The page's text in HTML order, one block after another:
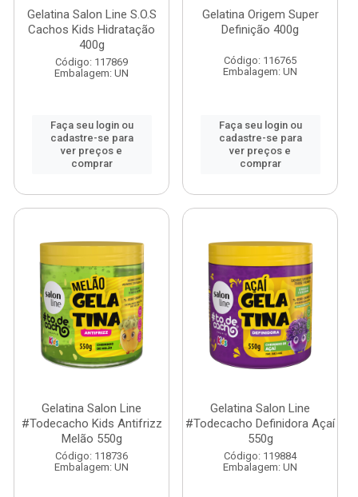
Gelatina Salon Line S.O.S
Cachos Kids Hidratação
400g
Código: 117869
Embalagem: UN
Faça seu login ou
cadastre-se para
ver preços e
comprar
Gelatina Origem Super
Definição 400g
Código: 116765
Embalagem: UN
Faça seu login ou
cadastre-se para
ver preços e
comprar
Gelatina Salon Line
#Todecacho Kids Antifrizz
Melão 550g
Código: 118736
Embalagem: UN
Gelatina Salon Line
#Todecacho Definidora Açaí
550g
Código: 119884
Embalagem: UN